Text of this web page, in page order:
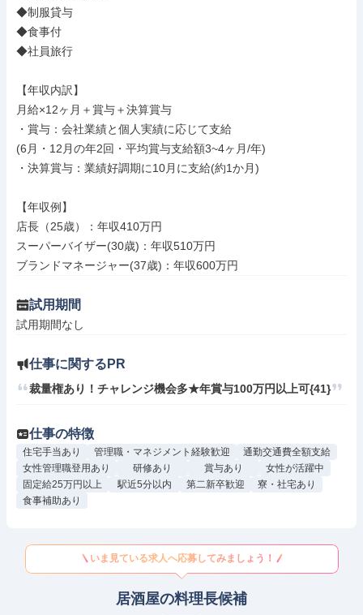
◆制服貸与
◆食事付
◆社員旅行
【年収内訳】
月給×12ヶ月＋賞与＋決算賞与
・賞与：会社業績と個人実績に応じて支給
(6月・12月の年2回・平均賞与支給額3~4ヶ月/年)
・決算賞与：業績好調期に10月に支給(約1か月)
【年収例】
店長（25歳）：年収410万円
スーパーバイザー(30歳)：年収510万円
ブランドマネージャー(37歳)：年収600万円
試用期間
試用期間なし
仕事に関するPR
裁量権あり！チャレンジ機会多★年賞与100万円以上可{41}
仕事の特徴
住宅手当あり 管理職・マネジメント経験歓迎
通勤交通費全額支給
女性管理職登用あり
研修あり 賞与あり
女性が活躍中
固定給25万円以上
駅近5分以内 第二新卒歓迎
寮・社宅あり
食事補助あり
いま見ている求人へ応募してみましょう！
居酒屋の料理長候補